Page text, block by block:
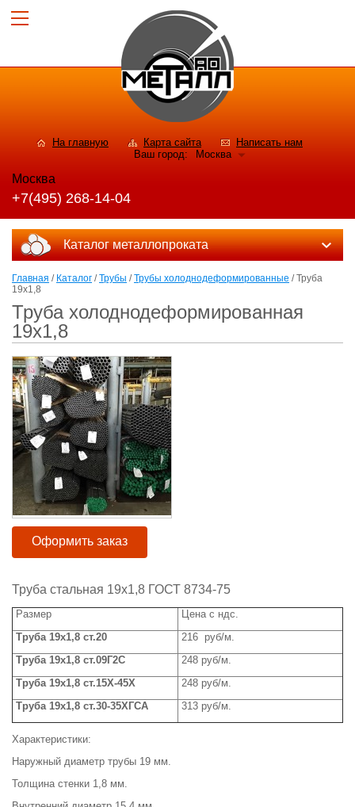
На главную Карта сайта
Написать нам
Ваш город:
Москва
Москва
+7(495) 268-14-04
Каталог металлопроката
Главная / Каталог /Трубы /Трубы холоднодеформированные / Труба
19х1,8
Труба холоднодеформированная
19х1,8
Оформить заказ
Труба стальная 19х1,8 ГОСТ 8734-75
Размер
Цена с ндс.
Труба 19х1,8 ст.20
216 руб/м.
Труба 19х1,8 ст.09Г2С
248 руб/м.
Труба 19х1,8 ст.15Х-45Х
248 руб/м.
Труба 19х1,8 ст.30-35ХГСА
313 руб/м.
Характеристики:
Наружный диаметр трубы 19 мм.
Толщина стенки 1,8 мм.